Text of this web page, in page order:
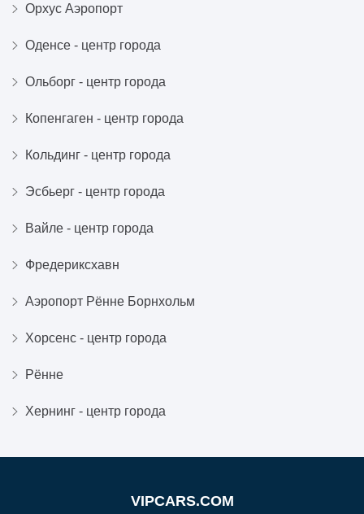
Орхус Аэропорт
Оденсе - центр города
Ольборг - центр города
Копенгаген - центр города
Кольдинг - центр города
Эсбьерг - центр города
Вайле - центр города
Фредериксхавн
Аэропорт Рённе Борнхольм
Хорсенс - центр города
Рённе
Хернинг - центр города
VIPCARS.COM